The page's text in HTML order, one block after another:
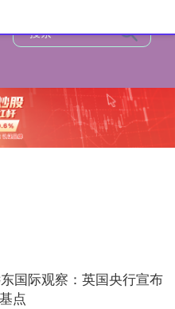
国际观察：英国央行宣布
点